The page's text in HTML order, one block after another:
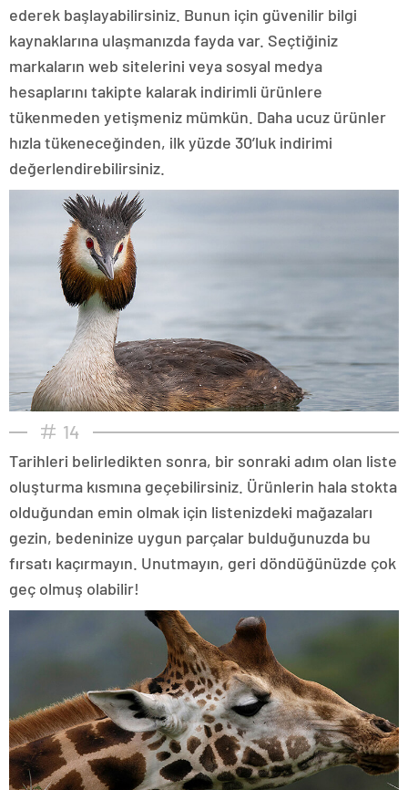
ederek başlayabilirsiniz. Bunun için güvenilir bilgi
kaynaklarına ulaşmanızda fayda var. Seçtiğiniz
markaların web sitelerini veya sosyal medya
hesaplarını takipte kalarak indirimli ürünlere
tükenmeden yetişmeniz mümkün. Daha ucuz ürünler
hızla tükeneceğinden, ilk yüzde 30’luk indirimi
değerlendirebilirsiniz.
14
Tarihleri belirledikten sonra, bir sonraki adım olan liste
oluşturma kısmına geçebilirsiniz. Ürünlerin hala stokta
olduğundan emin olmak için listenizdeki mağazaları
gezin, bedeninize uygun parçalar bulduğunuzda bu
fırsatı kaçırmayın. Unutmayın, geri döndüğünüzde çok
geç olmuş olabilir!